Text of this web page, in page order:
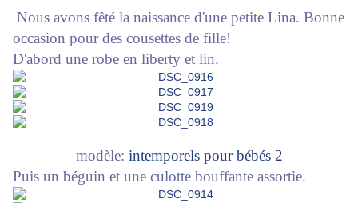
Nous avons fêté la naissance d'une petite Lina. Bonne
occasion pour des cousettes de fille!
D'abord une robe en liberty et lin.
modèle: intemporels pour bébés 2
Puis un béguin et une culotte bouffante assortie.